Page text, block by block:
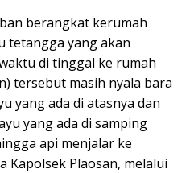
berangkat kerumah
tetangga yang akan
di tinggal ke rumah
tersebut masih nyala bara
yang ada di atasnya dan
yang ada di samping
api menjalar ke
Kapolsek Plaosan, melalui